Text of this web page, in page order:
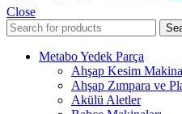
Close
Metabo Yedek Parça
Ahşap Kesim
Ahşap Zımpara ve
Akülü Aletler